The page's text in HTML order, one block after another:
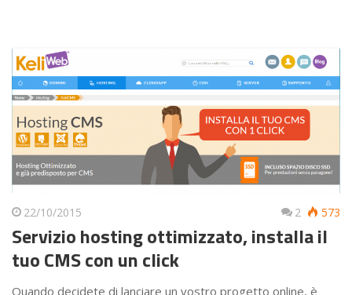
22/10/2015 2 573
Servizio hosting ottimizzato, installa il
tuo CMS con un click
Quando decidete di lanciare un vostro progetto online, è